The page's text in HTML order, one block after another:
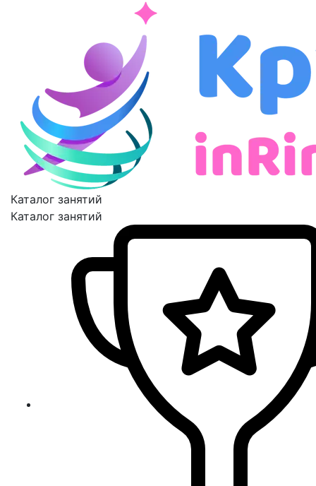
Каталог занятий
Каталог занятий